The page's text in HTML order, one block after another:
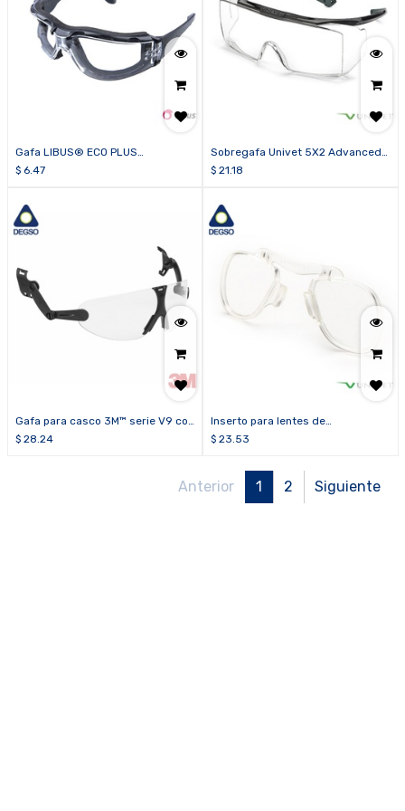
Gafa LIBUS® ECO PLUS
Transparente AF
$ 6.47
Sobregafa Univet 5X2 Advanced
clara con tecnología Vanguard
$ 21.18
Gafa para casco 3M™ serie V9 con
tratamiento antiempañante
$ 28.24
Inserto para lentes de
prescripción para gafa Univet 5X1
$ 23.53
Anterior 1 2 Siguiente